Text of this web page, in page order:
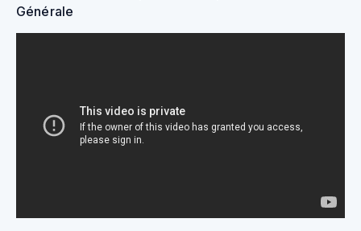
Générale